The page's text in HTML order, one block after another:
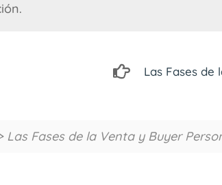
Las Fases de
Las Fases de la Venta y Buyer